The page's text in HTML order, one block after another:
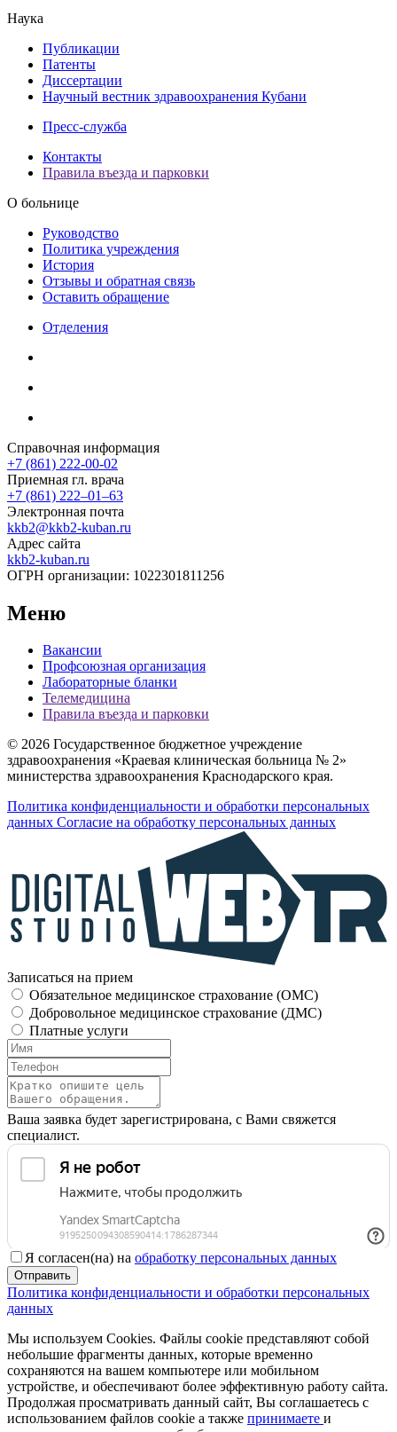
Наука
Публикации
Патенты
Диссертации
Научный вестник здравоохранения Кубани
Пресс-служба
Контакты
Правила въезда и парковки
О больнице
Руководство
Политика учреждения
История
Отзывы и обратная связь
Оставить обращение
Отделения
Справочная информация
+7 (861) 222-00-02
Приемная гл. врача
+7 (861) 222‒01‒63
Электронная почта
kkb2@kkb2-kuban.ru
Адрес сайта
kkb2-kuban.ru
ОГРН организации: 1022301811256
Меню
Вакансии
Профсоюзная организация
Лабораторные бланки
Телемедицина
Правила въезда и парковки
© 2026 Государственное бюджетное учреждение
здравоохранения «Краевая клиническая больница № 2»
министерства здравоохранения Краснодарского края.
Политика конфиденциальности и обработки персональных
данных Согласие на обработку персональных данных
Записаться на прием
Обязательное медицинское страхование (OMC)
Добровольное медицинское страхование (ДМС)
Платные услуги
Ваша заявка будет зарегистрирована, с Вами свяжется
специалист.
Я согласен(на) на обработку персональных данных
Отправить
Политика конфиденциальности и обработки персональных
данных
Мы используем Cookies. Файлы cookie представляют собой
небольшие фрагменты данных, которые временно
сохраняются на вашем компьютере или мобильном
устройстве, и обеспечивают более эффективную работу сайта.
Продолжая просматривать данный сайт, Вы соглашаетесь с
использованием файлов cookie а также принимаете и